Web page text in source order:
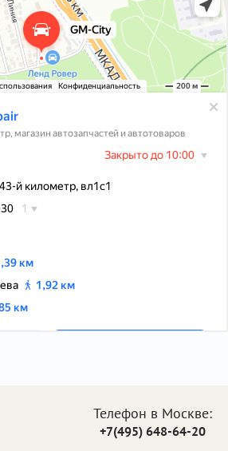
Телефон в Москве:
+7(495) 648-64-20